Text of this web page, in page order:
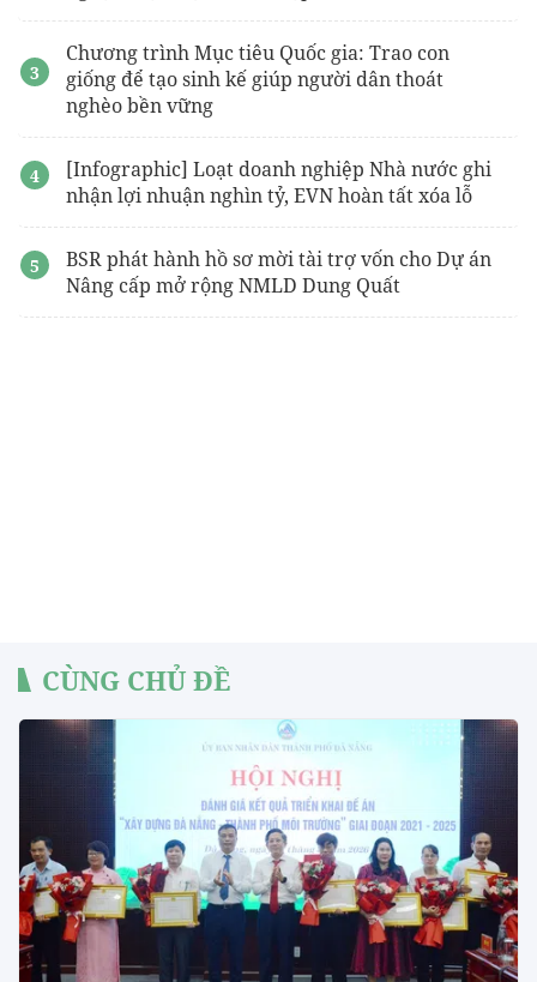
Chương trình Mục tiêu Quốc gia: Trao con
giống để tạo sinh kế giúp người dân thoát
nghèo bền vững
[Infographic] Loạt doanh nghiệp Nhà nước ghi
nhận lợi nhuận nghìn tỷ, EVN hoàn tất xóa lỗ
BSR phát hành hồ sơ mời tài trợ vốn cho Dự án
Nâng cấp mở rộng NMLD Dung Quất
CÙNG CHỦ ĐỀ